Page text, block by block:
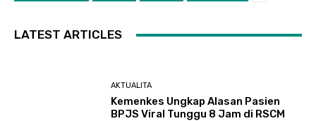
LATEST ARTICLES
AKTUALITA
Kemenkes Ungkap Alasan Pasien
BPJS Viral Tunggu 8 Jam di RSCM